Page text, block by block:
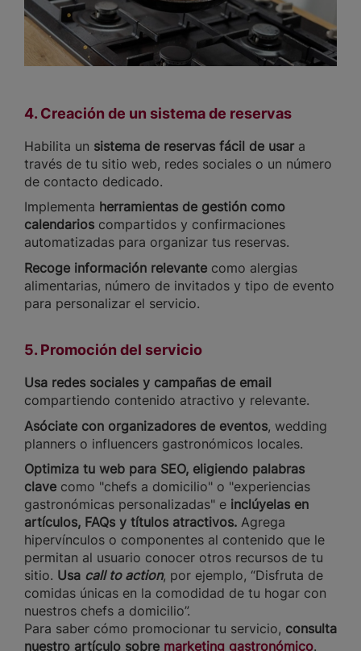
4. Creación de un sistema de reservas
Habilita un sistema de reservas fácil de usara
través de tu sitio web, redes sociales o un número
de contacto dedicado.
Implementa herramientas de gestión como
calendarios compartidos y confirmaciones
automatizadas para organizar tus reservas.
Recoge información relevante como alergias
alimentarias, número de invitados y tipo de evento
para personalizar el servicio.
5. Promoción del servicio
Usa redes sociales y campañas de email
compartiendo contenido atractivo y relevante.
Asóciate con organizadores de eventos, wedding
planners o influencers gastronómicos locales.
Optimiza tu web para SEO, eligiendo palabras
clave como "chefs a domicilio" o "experiencias
gastronómicas personalizadas" e inclúyelas en
artículos, FAQs y títulos atractivos. Agrega
hipervínculos o componentes al contenido que le
permitan al usuario conocer otros recursos de tu
sitio. Usa call to action, por ejemplo, “Disfruta de
comidas únicas en la comodidad de tu hogar con
nuestros chefs a domicilio”.
Para saber cómo promocionar tu servicio, consulta
nuestro artículo sobre marketing gastronómico.